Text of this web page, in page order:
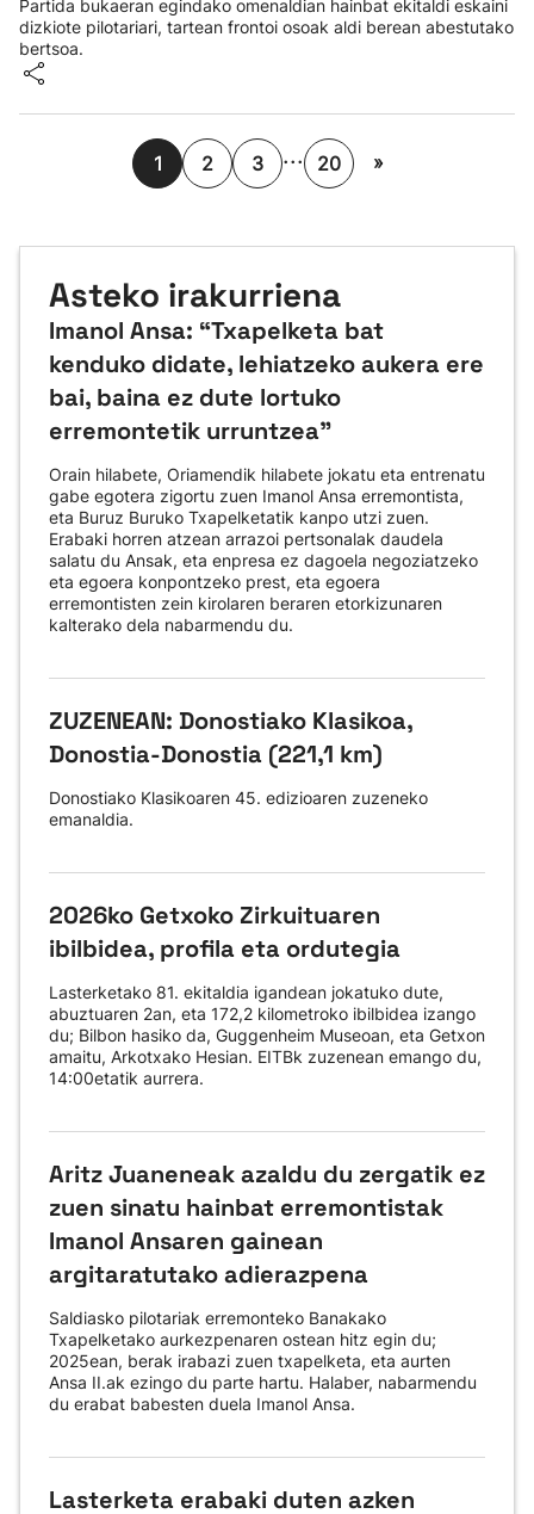
Partida bukaeran egindako omenaldian hainbat ekitaldi eskaini
dizkiote pilotariari, tartean frontoi osoak aldi berean abestutako
bertsoa.
1 2 3 ... 20 »
Asteko irakurriena
Imanol Ansa: “Txapelketa bat
kenduko didate, lehiatzeko aukera ere
bai, baina ez dute lortuko
erremontetik urruntzea"
Orain hilabete, Oriamendik hilabete jokatu eta entrenatu
gabe egotera zigortu zuen Imanol Ansa erremontista,
eta Buruz Buruko Txapelketatik kanpo utzi zuen.
Erabaki horren atzean arrazoi pertsonalak daudela
salatu du Ansak, eta enpresa ez dagoela negoziatzeko
eta egoera konpontzeko prest, eta egoera
erremontisten zein kirolaren beraren etorkizunaren
kalterako dela nabarmendu du.
ZUZENEAN: Donostiako Klasikoa,
Donostia-Donostia (221,1 km)
Donostiako Klasikoaren 45. edizioaren zuzeneko
emanaldia.
2026ko Getxoko Zirkuituaren
ibilbidea, profila eta ordutegia
Lasterketako 81. ekitaldia igandean jokatuko dute,
abuztuaren 2an, eta 172,2 kilometroko ibilbidea izango
du; Bilbon hasiko da, Guggenheim Museoan, eta Getxon
amaitu, Arkotxako Hesian. EITBk zuzenean emango du,
14:00etatik aurrera.
Aritz Juaneneak azaldu du zergatik ez
zuen sinatu hainbat erremontistak
Imanol Ansaren gainean
argitaratutako adierazpena
Saldiasko pilotariak erremonteko Banakako
Txapelketako aurkezpenaren ostean hitz egin du;
2025ean, berak irabazi zuen txapelketa, eta aurten
Ansa II.ak ezingo du parte hartu. Halaber, nabarmendu
du erabat babesten duela Imanol Ansa.
Lasterketa erabaki duten azken